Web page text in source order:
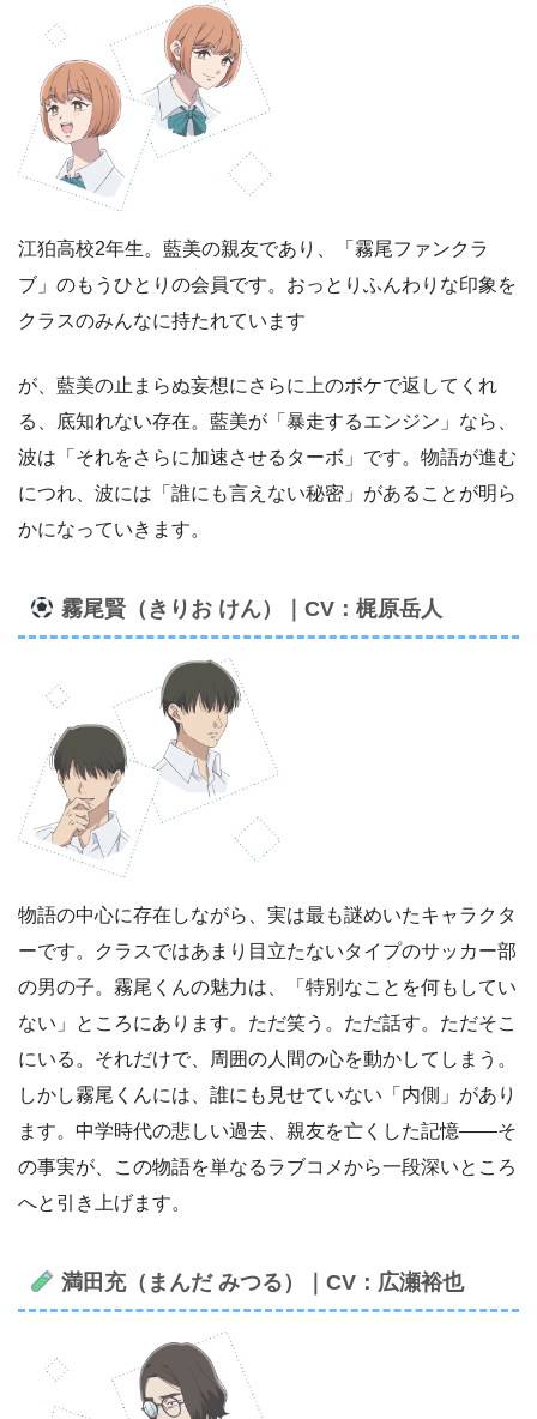
江狛高校2年生。藍美の親友であり、「霧尾ファンクラ
ブ」のもうひとりの会員です。おっとりふんわりな印象を
クラスのみんなに持たれています
が、藍美の止まらぬ妄想にさらに上のボケで返してくれ
る、底知れない存在。藍美が「暴走するエンジン」なら、
波は「それをさらに加速させるターボ」です。物語が進む
につれ、波には「誰にも言えない秘密」があることが明ら
かになっていきます。
霧尾賢（きりお けん）｜CV：梶原岳人
物語の中心に存在しながら、実は最も謎めいたキャラクタ
ーです。クラスではあまり目立たないタイプのサッカー部
の男の子。霧尾くんの魅力は、「特別なことを何もしてい
ない」ところにあります。ただ笑う。ただ話す。ただそこ
にいる。それだけで、周囲の人間の心を動かしてしまう。
しかし霧尾くんには、誰にも見せていない「内側」があり
ます。中学時代の悲しい過去、親友を亡くした記憶——そ
の事実が、この物語を単なるラブコメから一段深いところ
へと引き上げます。
満田充（まんだ みつる）｜CV：広瀬裕也